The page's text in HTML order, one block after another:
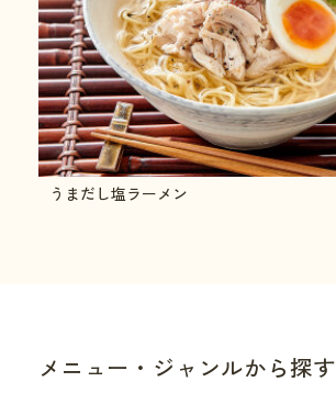
うまだし塩ラーメン
メニュー・ジャンルから探す